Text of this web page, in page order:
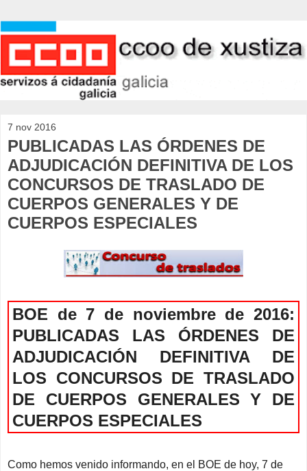
7 nov 2016
PUBLICADAS LAS ÓRDENES DE
ADJUDICACIÓN DEFINITIVA DE LOS
CONCURSOS DE TRASLADO DE
CUERPOS GENERALES Y DE
CUERPOS ESPECIALES
BOE de 7 de noviembre de 2016:
PUBLICADAS LAS ÓRDENES DE
ADJUDICACIÓN DEFINITIVA DE
LOS CONCURSOS DE TRASLADO
DE CUERPOS GENERALES Y DE
CUERPOS ESPECIALES
Como hemos venido informando, en el BOE de hoy, 7 de